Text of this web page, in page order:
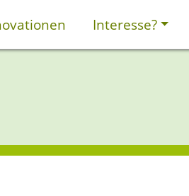
Interesse?